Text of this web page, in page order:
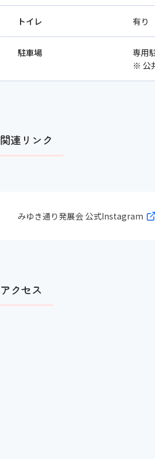
トイレ 有り
駐車場
専用
※ 公
関連リンク
みゆき通り発展会 公式Instagram
アクセス